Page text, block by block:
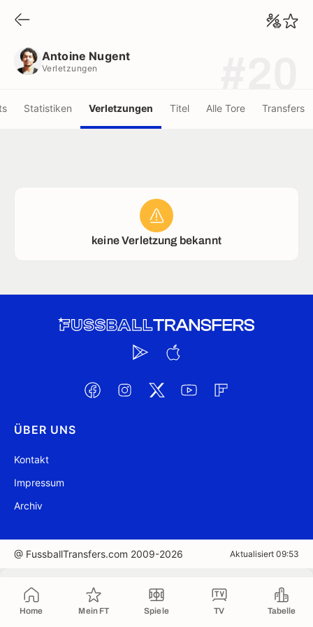
Home Mein FT Spiele TV Tabelle
Antoine Nugent
Verletzungen
Statistiken Verletzungen Titel Alle Tore Transfers
keine Verletzung bekannt
ÜBER UNS
Kontakt
Impressum
Archiv
@ FussballTransfers.com 2009-2026 Aktualisiert 09:53